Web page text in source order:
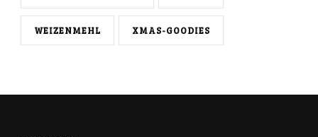
WEIZENMEHL XMAS-GOODIES